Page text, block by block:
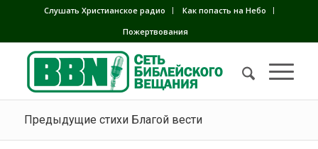
Слушать Христианское радио
Как попасть на Небо
Пожертвования
Предыдущие стихи Благой вести